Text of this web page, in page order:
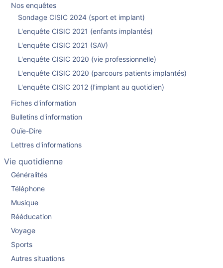
Nos enquêtes
Sondage CISIC 2024 (sport et implant)
L'enquête CISIC 2021 (enfants implantés)
L'enquête CISIC 2021 (SAV)
L'enquête CISIC 2020 (vie professionnelle)
L'enquête CISIC 2020 (parcours patients implantés)
L'enquête CISIC 2012 (l'implant au quotidien)
Fiches d'information
Bulletins d'information
Ouïe-Dire
Lettres d'informations
Vie quotidienne
Généralités
Téléphone
Musique
Rééducation
Voyage
Sports
Autres situations